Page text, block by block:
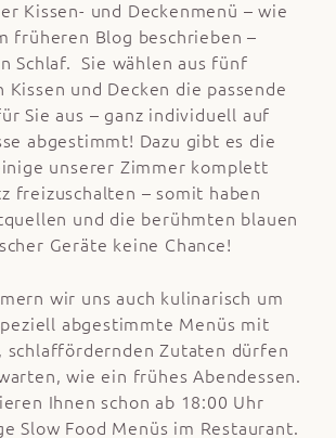
Kissen- und Deckenmenü – wie
früheren Blog beschrieben –
Schlaf. Sie wählen aus fünf
Kissen und Decken die passende
Sie aus – ganz individuell auf
abgestimmt! Dazu gibt es die
unserer Zimmer komplett
freizuschalten – somit haben
und die berühmten blauen
Geräte keine Chance!
wir uns auch kulinarisch um
abgestimmte Menüs mit
schlaffördernden Zutaten dürfen
wie ein frühes Abendessen.
Ihnen schon ab 18:00 Uhr
Slow Food Menüs im Restaurant.